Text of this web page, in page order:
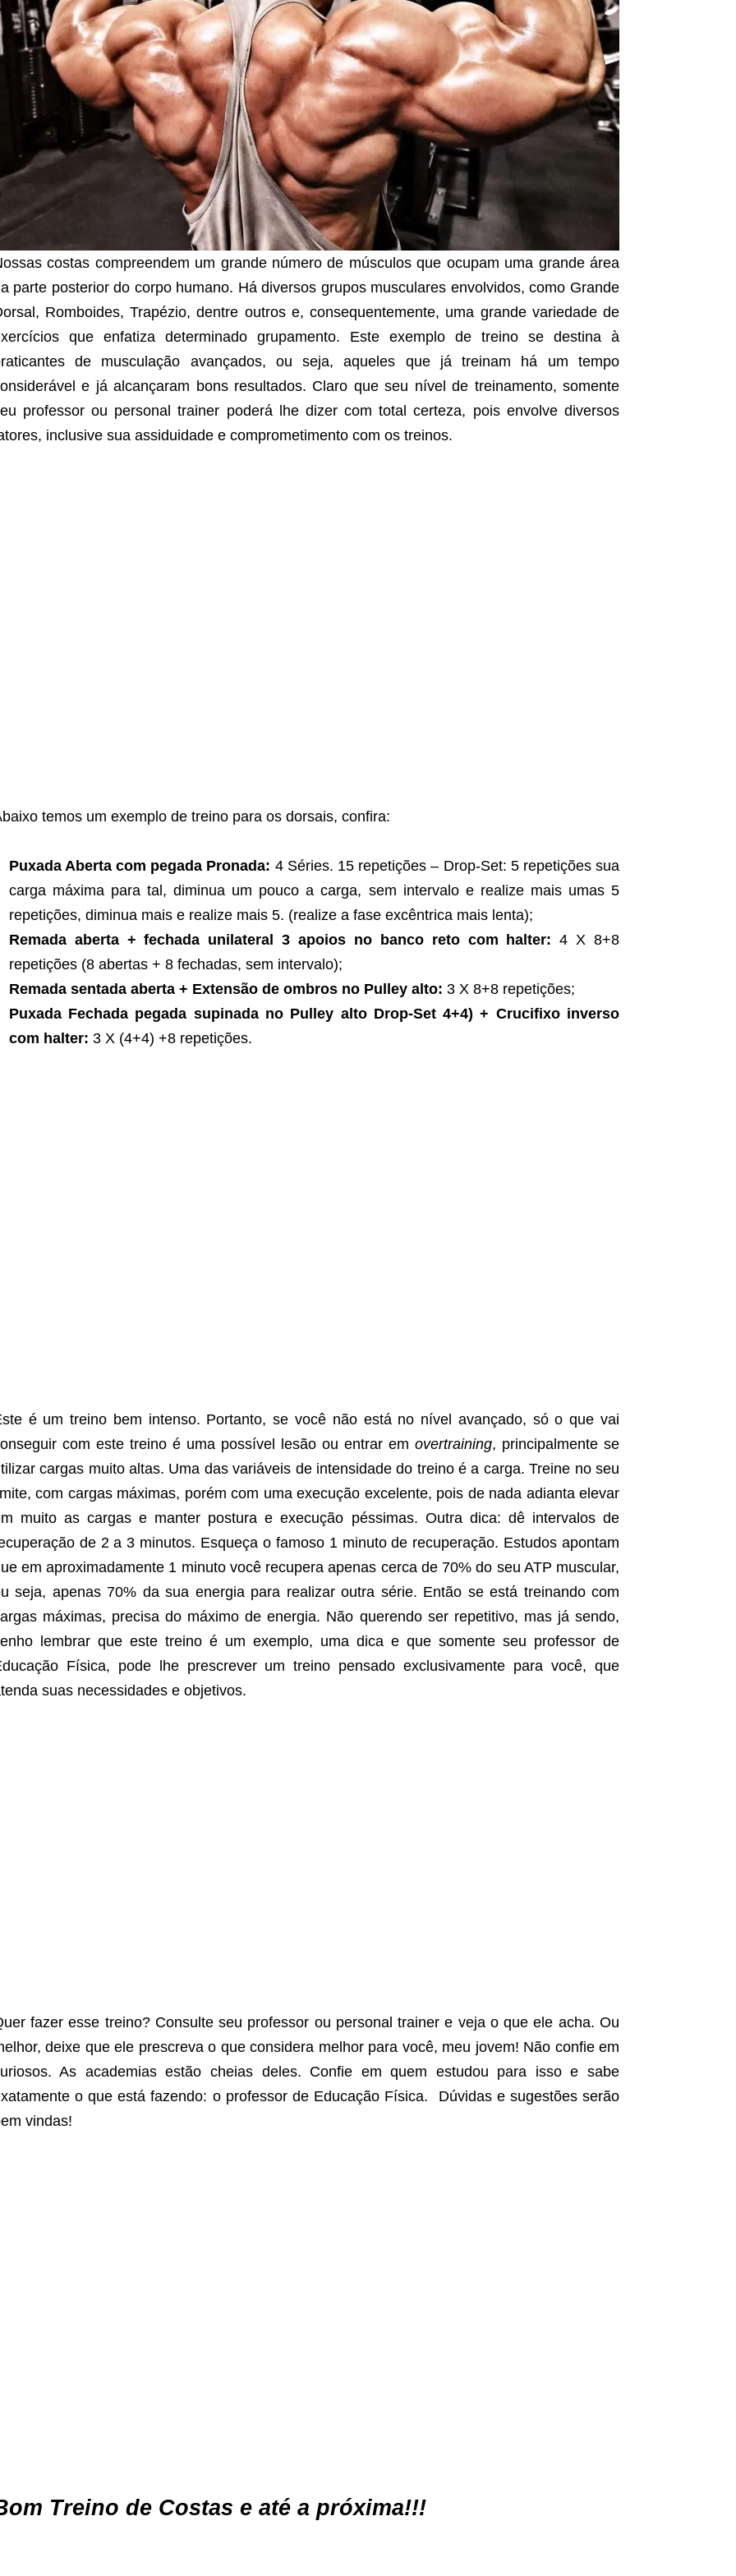
costas compreendem um grande número de músculos que ocupam uma grande área
parte posterior do corpo humano. Há diversos grupos musculares envolvidos, como Grande
Romboides, Trapézio, dentre outros e, consequentemente, uma grande variedade de
que enfatiza determinado grupamento. Este exemplo de treino se destina à
de musculação avançados, ou seja, aqueles que já treinam há um tempo
e já alcançaram bons resultados. Claro que seu nível de treinamento, somente
professor ou personal trainer poderá lhe dizer com total certeza, pois envolve diversos
inclusive sua assiduidade e comprometimento com os treinos.
temos um exemplo de treino para os dorsais, confira:
Puxada Aberta com pegada Pronada: 4 Séries. 15 repetições – Drop-Set: 5 repetições sua
carga máxima para tal, diminua um pouco a carga, sem intervalo e realize mais umas 5
repetições, diminua mais e realize mais 5. (realize a fase excêntrica mais lenta);
Remada aberta + fechada unilateral 3 apoios no banco reto com halter: 4 X 8+8
repetições (8 abertas + 8 fechadas, sem intervalo);
Remada sentada aberta + Extensão de ombros no Pulley alto: 3 X 8+8 repetições;
Puxada Fechada pegada supinada no Pulley alto Drop-Set 4+4) + Crucifixo inverso
com halter: 3 X (4+4) +8 repetições.
é um treino bem intenso. Portanto, se você não está no nível avançado, só o que vai
com este treino é uma possível lesão ou entrar em overtraining, principalmente se
cargas muito altas. Uma das variáveis de intensidade do treino é a carga. Treine no seu
com cargas máximas, porém com uma execução excelente, pois de nada adianta elevar
muito as cargas e manter postura e execução péssimas. Outra dica: dê intervalos de
de 2 a 3 minutos. Esqueça o famoso 1 minuto de recuperação. Estudos apontam
em aproximadamente 1 minuto você recupera apenas cerca de 70% do seu ATP muscular,
seja, apenas 70% da sua energia para realizar outra série. Então se está treinando com
máximas, precisa do máximo de energia. Não querendo ser repetitivo, mas já sendo,
lembrar que este treino é um exemplo, uma dica e que somente seu professor de
Física, pode lhe prescrever um treino pensado exclusivamente para você, que
suas necessidades e objetivos.
fazer esse treino? Consulte seu professor ou personal trainer e veja o que ele acha. Ou
deixe que ele prescreva o que considera melhor para você, meu jovem! Não confie em
As academias estão cheias deles. Confie em quem estudou para isso e sabe
o que está fazendo: o professor de Educação Física. Dúvidas e sugestões serão
vindas!
Treino de Costas e até a próxima!!!